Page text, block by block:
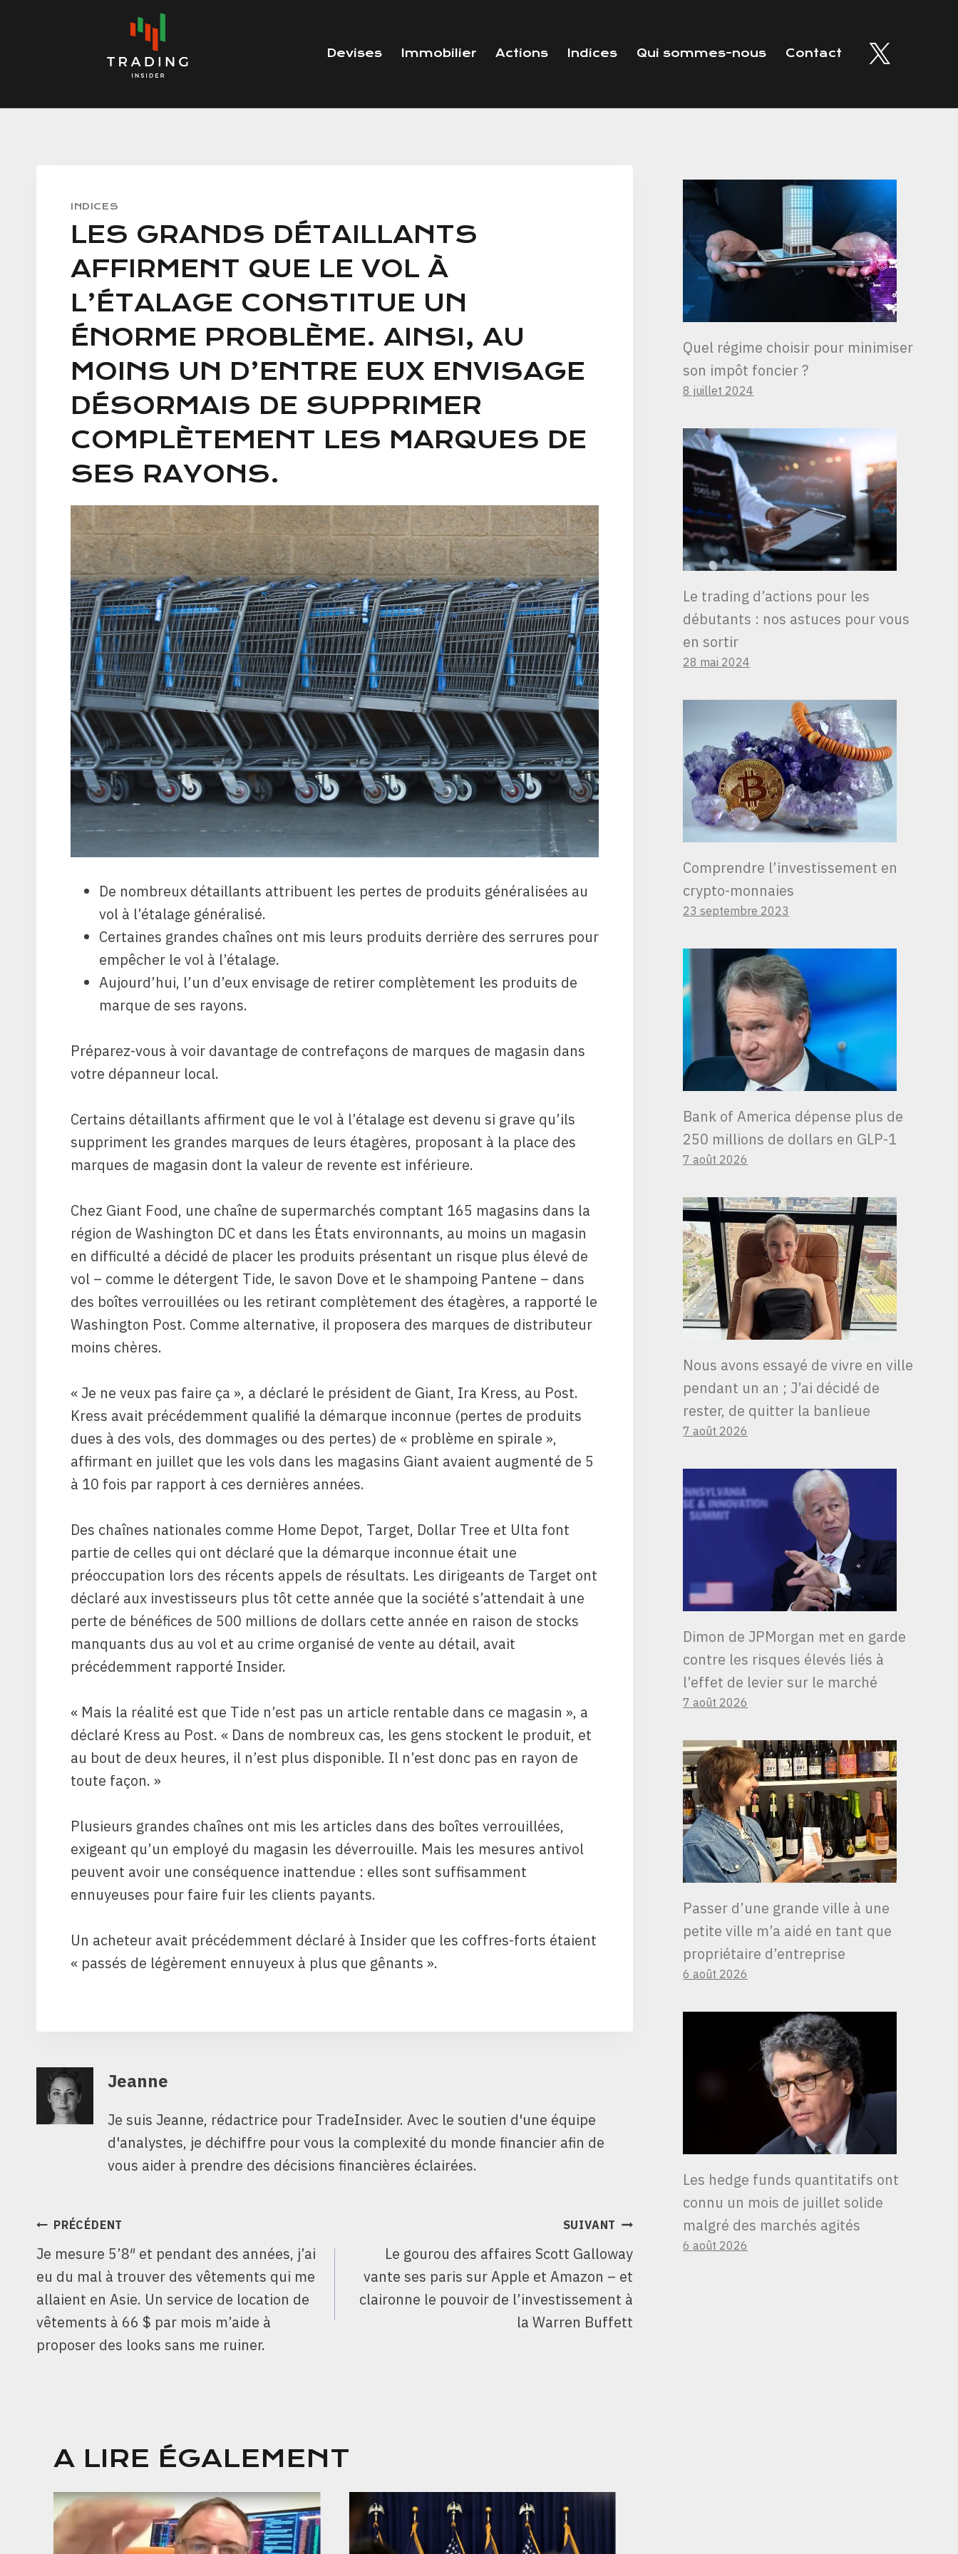
Devises Immobilier Actions Indices Qui sommes-nous Contact
INDICES
LES GRANDS DÉTAILLANTS
AFFIRMENT QUE LE VOL À
L’ÉTALAGE CONSTITUE UN
ÉNORME PROBLÈME. AINSI, AU
MOINS UN D’ENTRE EUX ENVISAGE
DÉSORMAIS DE SUPPRIMER
COMPLÈTEMENT LES MARQUES DE
SES RAYONS.
De nombreux détaillants attribuent les pertes de produits généralisées au
vol à l’étalage généralisé.
Certaines grandes chaînes ont mis leurs produits derrière des serrures pour
empêcher le vol à l’étalage.
Aujourd’hui, l’un d’eux envisage de retirer complètement les produits de
marque de ses rayons.
Préparez-vous à voir davantage de contrefaçons de marques de magasin dans
votre dépanneur local.
Certains détaillants affirment que le vol à l’étalage est devenu si grave qu’ils
suppriment les grandes marques de leurs étagères, proposant à la place des
marques de magasin dont la valeur de revente est inférieure.
Chez Giant Food, une chaîne de supermarchés comptant 165 magasins dans la
région de Washington DC et dans les États environnants, au moins un magasin
en difficulté a décidé de placer les produits présentant un risque plus élevé de
vol – comme le détergent Tide, le savon Dove et le shampoing Pantene – dans
des boîtes verrouillées ou les retirant complètement des étagères, a rapporté le
Washington Post. Comme alternative, il proposera des marques de distributeur
moins chères.
« Je ne veux pas faire ça », a déclaré le président de Giant, Ira Kress, au Post.
Kress avait précédemment qualifié la démarque inconnue (pertes de produits
dues à des vols, des dommages ou des pertes) de « problème en spirale »,
affirmant en juillet que les vols dans les magasins Giant avaient augmenté de 5
à 10 fois par rapport à ces dernières années.
Des chaînes nationales comme Home Depot, Target, Dollar Tree et Ulta font
partie de celles qui ont déclaré que la démarque inconnue était une
préoccupation lors des récents appels de résultats. Les dirigeants de Target ont
déclaré aux investisseurs plus tôt cette année que la société s’attendait à une
perte de bénéfices de 500 millions de dollars cette année en raison de stocks
manquants dus au vol et au crime organisé de vente au détail, avait
précédemment rapporté Insider.
« Mais la réalité est que Tide n’est pas un article rentable dans ce magasin », a
déclaré Kress au Post. « Dans de nombreux cas, les gens stockent le produit, et
au bout de deux heures, il n’est plus disponible. Il n’est donc pas en rayon de
toute façon. »
Plusieurs grandes chaînes ont mis les articles dans des boîtes verrouillées,
exigeant qu’un employé du magasin les déverrouille. Mais les mesures antivol
peuvent avoir une conséquence inattendue : elles sont suffisamment
ennuyeuses pour faire fuir les clients payants.
Un acheteur avait précédemment déclaré à Insider que les coffres-forts étaient
« passés de légèrement ennuyeux à plus que gênants ».
Jeanne
Je suis Jeanne, rédactrice pour TradeInsider. Avec le soutien d'une équipe
d'analystes, je déchiffre pour vous la complexité du monde financier afin de
vous aider à prendre des décisions financières éclairées.
NAVIGATION
DE
L’ARTICLE
PRÉCÉDENT
Je mesure 5’8″ et pendant des années, j’ai
eu du mal à trouver des vêtements qui me
allaient en Asie. Un service de location de
vêtements à 66 $ par mois m’aide à
proposer des looks sans me ruiner.
SUIVANT
Le gourou des affaires Scott Galloway
vante ses paris sur Apple et Amazon – et
claironne le pouvoir de l’investissement à
la Warren Buffett
A LIRE ÉGALEMENT
Quel régime choisir pour minimiser
son impôt foncier ?
8 juillet 2024
Le trading d’actions pour les
débutants : nos astuces pour vous
en sortir
28 mai 2024
Comprendre l’investissement en
crypto-monnaies
23 septembre 2023
Bank of America dépense plus de
250 millions de dollars en GLP-1
7 août 2026
Nous avons essayé de vivre en ville
pendant un an ; J’ai décidé de
rester, de quitter la banlieue
7 août 2026
Dimon de JPMorgan met en garde
contre les risques élevés liés à
l’effet de levier sur le marché
7 août 2026
Passer d’une grande ville à une
petite ville m’a aidé en tant que
propriétaire d’entreprise
6 août 2026
Les hedge funds quantitatifs ont
connu un mois de juillet solide
malgré des marchés agités
6 août 2026